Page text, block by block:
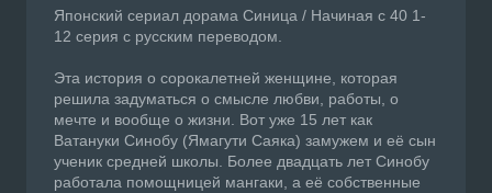
Японский сериал дорама Синица / Начиная с 40 1-
12 серия с русским переводом.
Эта история о сорокалетней женщине, которая
решила задуматься о смысле любви, работы, о
мечте и вообще о жизни. Вот уже 15 лет как
Ватануки Синобу (Ямагути Саяка) замужем и её сын
ученик средней школы. Более двадцать лет Синобу
работала помощницей мангаки, а её собственные